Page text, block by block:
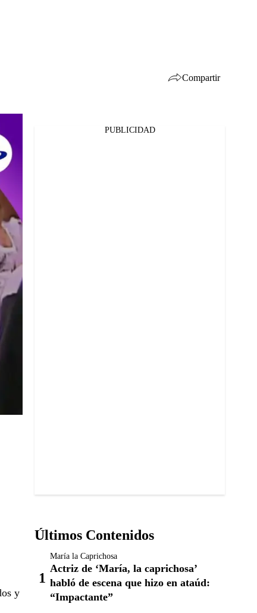
Compartir
y
PUBLICIDAD
Últimos Contenidos
María la Caprichosa
Actriz de ‘María, la caprichosa’
habló de escena que hizo en ataúd:
“Impactante”